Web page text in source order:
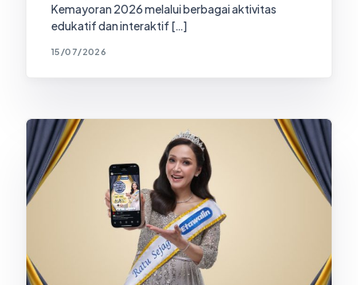
Kemayoran 2026 melalui berbagai aktivitas
edukatif dan interaktif […]
15/07/2026